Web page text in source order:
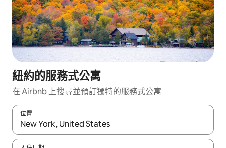
紐約的服務式公寓
在 Airbnb 上搜尋並預訂獨特的服務式公寓
位置
如有搜尋結果，瀏覽內容時請使用上下箭頭，或輕點、滑動裝置。